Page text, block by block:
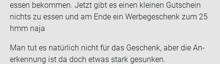
essen be­kom­men. Jetzt gibt es einen klei­nen Gut­schein
nichts zu essen und am Ende ein Wer­be­ge­schenk zum 25
hmm naja
Man tut es na­tür­lich nicht für das Ge­schenk, aber die An­
er­ken­nung ist da doch etwas stark ge­sun­ken.